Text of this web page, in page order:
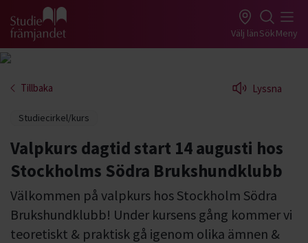
Gå till studiefrämjandets startsida Välj länSökMeny
Tillbaka Lyssna
Studiecirkel/kurs
Valpkurs dagtid start 14 augusti hos
Stockholms Södra Brukshundklubb
Välkommen på valpkurs hos Stockholm Södra
Brukshundklubb! Under kursens gång kommer vi
teoretiskt & praktisk gå igenom olika ämnen &